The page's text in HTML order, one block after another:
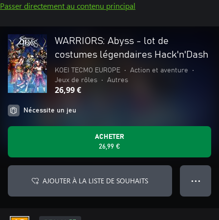
Passer directement au contenu principal
WARRIORS: Abyss - lot de
costumes légendaires Hack'n'Dash
KOEI TECMO EUROPE • Action et aventure
•
Jeux de rôles
• Autres
26,99 €
Nécessite un jeu
ACHETER
26,99 €
AJOUTER À LA LISTE DE SOUHAITS ● ● ●